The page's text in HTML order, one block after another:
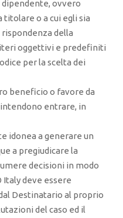
ovvero
titolare o a cui egli sia
della
oggettivi e predefiniti
per la scelta dei
beneficio o favore da
entrare, in
idonea a generare un
a pregiudicare la
decisioni in modo
Italy deve essere
Destinatario al proprio
del caso ed il